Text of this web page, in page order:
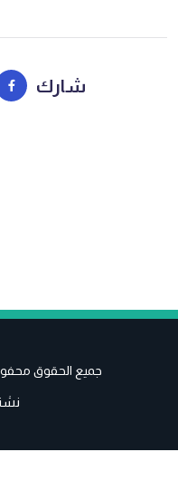
شارك
جميع الحقوق